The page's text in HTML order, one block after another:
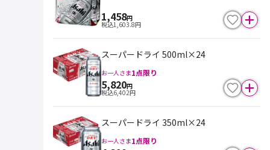
1,458円
税込1,603.8円
スーパードライ 500ml×24
お一人さま1点限り
5,820円
税込6,402円
スーパードライ 350ml×24
お一人さま1点限り